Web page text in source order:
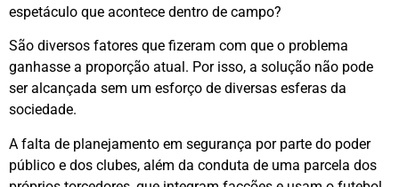
espetáculo que acontece dentro de campo?
São diversos fatores que fizeram com que o problema
ganhasse a proporção atual. Por isso, a solução não pode
ser alcançada sem um esforço de diversas esferas da
sociedade.
A falta de planejamento em segurança por parte do poder
público e dos clubes, além da conduta de uma parcela dos